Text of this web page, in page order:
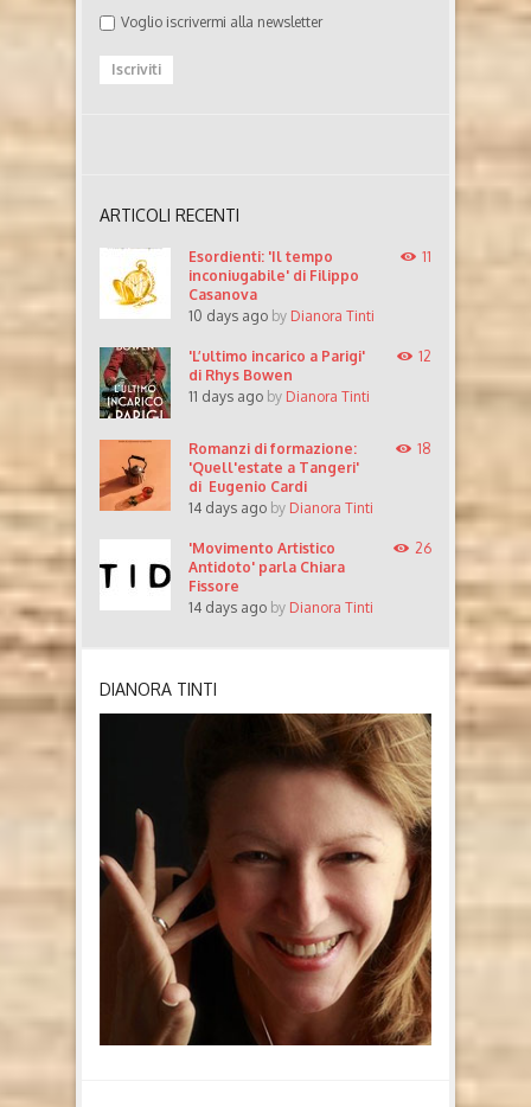
Voglio iscrivermi alla newsletter
ARTICOLI RECENTI
Esordienti: 'Il tempo
inconiugabile' di Filippo
Casanova
10 days ago by Dianora Tinti
11
'L’ultimo incarico a Parigi'
di Rhys Bowen
11 days ago by Dianora Tinti
12
Romanzi di formazione:
'Quell'estate a Tangeri'
di Eugenio Cardi
14 days ago by Dianora Tinti
18
'Movimento Artistico
Antidoto' parla Chiara
Fissore
14 days ago by Dianora Tinti
26
DIANORA TINTI